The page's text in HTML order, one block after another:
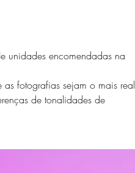
unidades encomendadas na
as fotografias sejam o mais real
de tonalidades de